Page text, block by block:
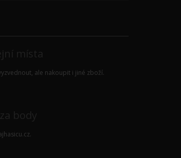
ale nakoupit i jiné zboží.
.